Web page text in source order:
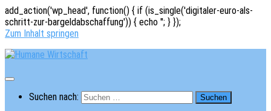
add_action('wp_head', function() { if (is_single('digitaler-euro-als-
schritt-zur-bargeldabschaffung')) { echo ''; } });
Zum Inhalt springen
Suchen nach: